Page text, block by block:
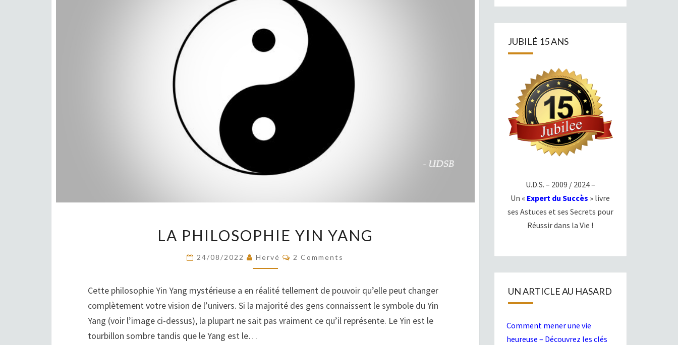
PHILOSOPHIE
YIN
YANG
LA PHILOSOPHIE YIN YANG
24/08/2022 Hervé COMMENTS
2 Comments
Cette philosophie Yin Yang mystérieuse a en réalité tellement de pouvoir qu’elle peut changer
complètement votre vision de l’univers. Si la majorité des gens connaissent le symbole du Yin
Yang (voir l’image ci-dessus), la plupart ne sait pas vraiment ce qu’il représente. Le Yin est le
tourbillon sombre tandis que le Yang est le…
JUBILÉ 15 ANS
U.D.S. – 2009 / 2024 –
Un « Expert du Succès » livre
ses Astuces et ses Secrets pour
Réussir dans la Vie !
UN ARTICLE AU HASARD
Comment mener une vie
heureuse – Découvrez les clés